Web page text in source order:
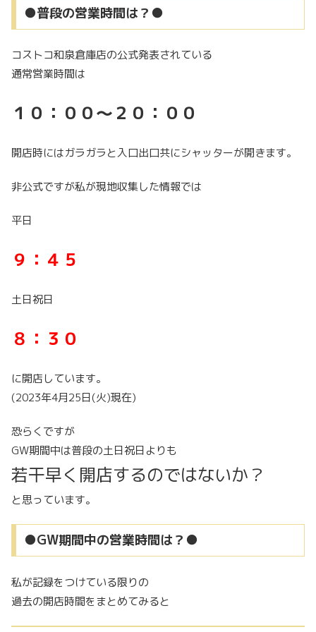
●普段の営業時間は？●
コストコ和泉倉庫店の公式発表されている
通常営業時間は
１０：００～２０：００
開店時にはガラガラと入口出口共にシャッターが開きます。
非公式ですが私が現地収集した情報では
平日
９：４５
土日祝日
８：３０
に開店しています。
(2023年4月25日(火)現在)
恐らくですが
GW期間中は普段の土日祝日よりも
若干早く開店するのではないか？
と思っています。
●GW期間中の営業時間は？●
私が記録をつけている限りの
過去の開店時間をまとめてみると